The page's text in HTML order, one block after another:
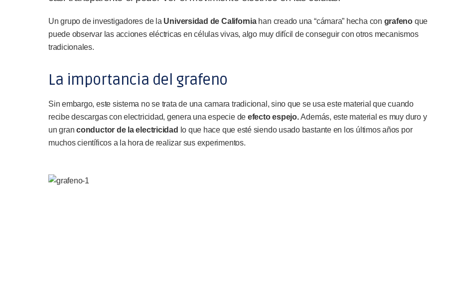
Un grupo de investigadores de la Universidad de Californiahan creado una “cámara” hecha con grafeno que
puede observar las acciones eléctricas en células vivas, algo muy difícil de conseguir con otros mecanismos
tradicionales.
La importancia del grafeno
Sin embargo, este sistema no se trata de una camara tradicional, sino que se usa este material que cuando
recibe descargas con electricidad, genera una especie de efecto espejo.Además, este material es muy duro y
un granconductor de la electricidad lo que hace que esté siendo usado bastante en los últimos años por
muchos científicos a la hora de realizar sus experimentos.